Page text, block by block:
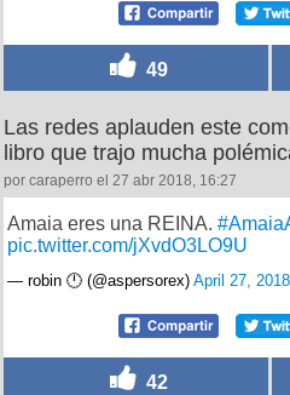
49
Las redes aplauden este
libro que trajo mucha
por caraperro el 27 abr 2018, 16:27
Amaia eres una REINA.
pic.twitter.com/jXvdO3LO9U
— robin 🕛 (@aspersorex) April 27, 2018
42